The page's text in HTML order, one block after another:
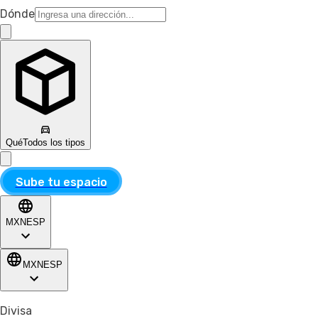
Dónde
QuéTodos los tipos
Sube tu espacio
MXN ESP
MXN ESP
Divisa